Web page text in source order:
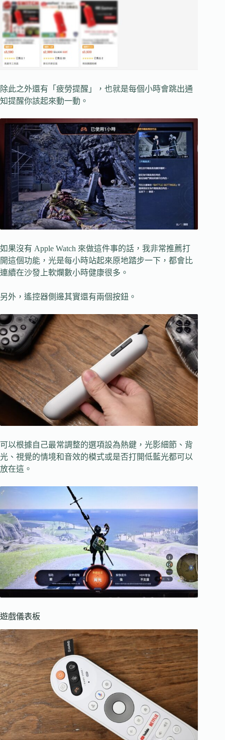
除此之外還有「疲勞提醒」，也就是每個小時會跳出通
知提醒你該起來動一動。
如果沒有 Apple Watch 來做這件事的話，我非常推薦打
開這個功能，光是每小時站起來原地踏步一下，都會比
連續在沙發上軟爛數小時健康很多。
另外，遙控器側邊其實還有兩個按鈕。
可以根據自己最常調整的選項設為熱鍵，光影細節、背
光、視覺的情境和音效的模式或是否打開低藍光都可以
放在這。
遊戲儀表板